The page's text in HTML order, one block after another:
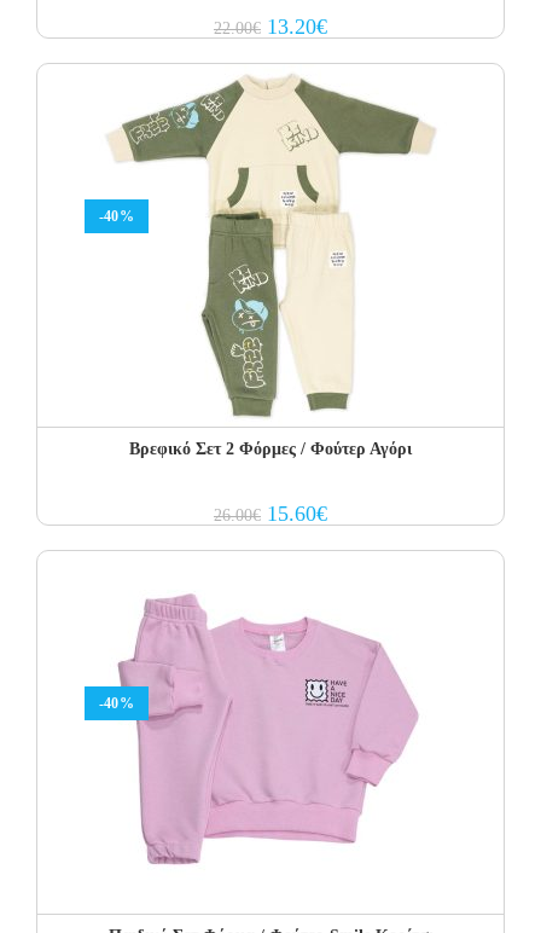
22.00€ Original
price
22.00€.
13.20€Current
price
-40%
Βρεφικό Σετ 2 Φόρμες / Φούτερ Αγόρι
26.00€ Original
price
15.60€Current
price
-40%